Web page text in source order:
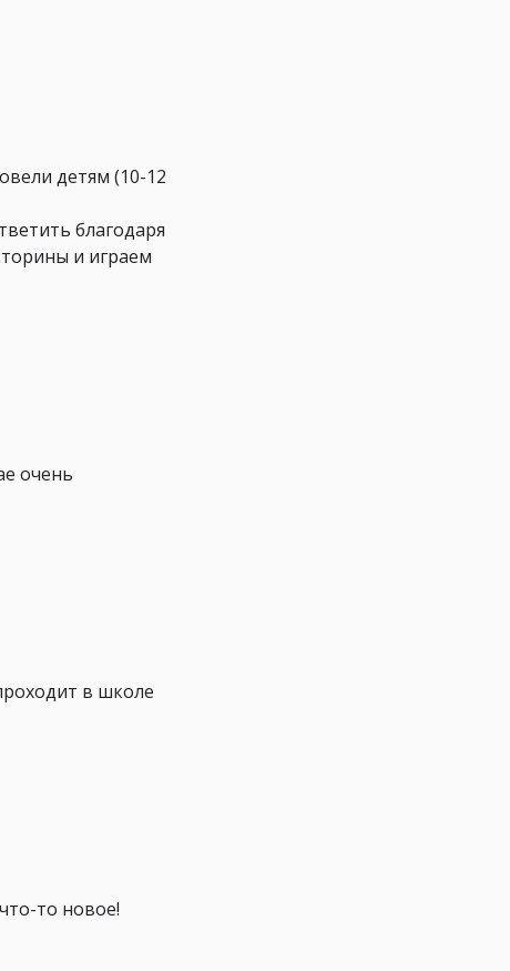
детям (10-12
благодаря
и играем
очень
в школе
то новое!